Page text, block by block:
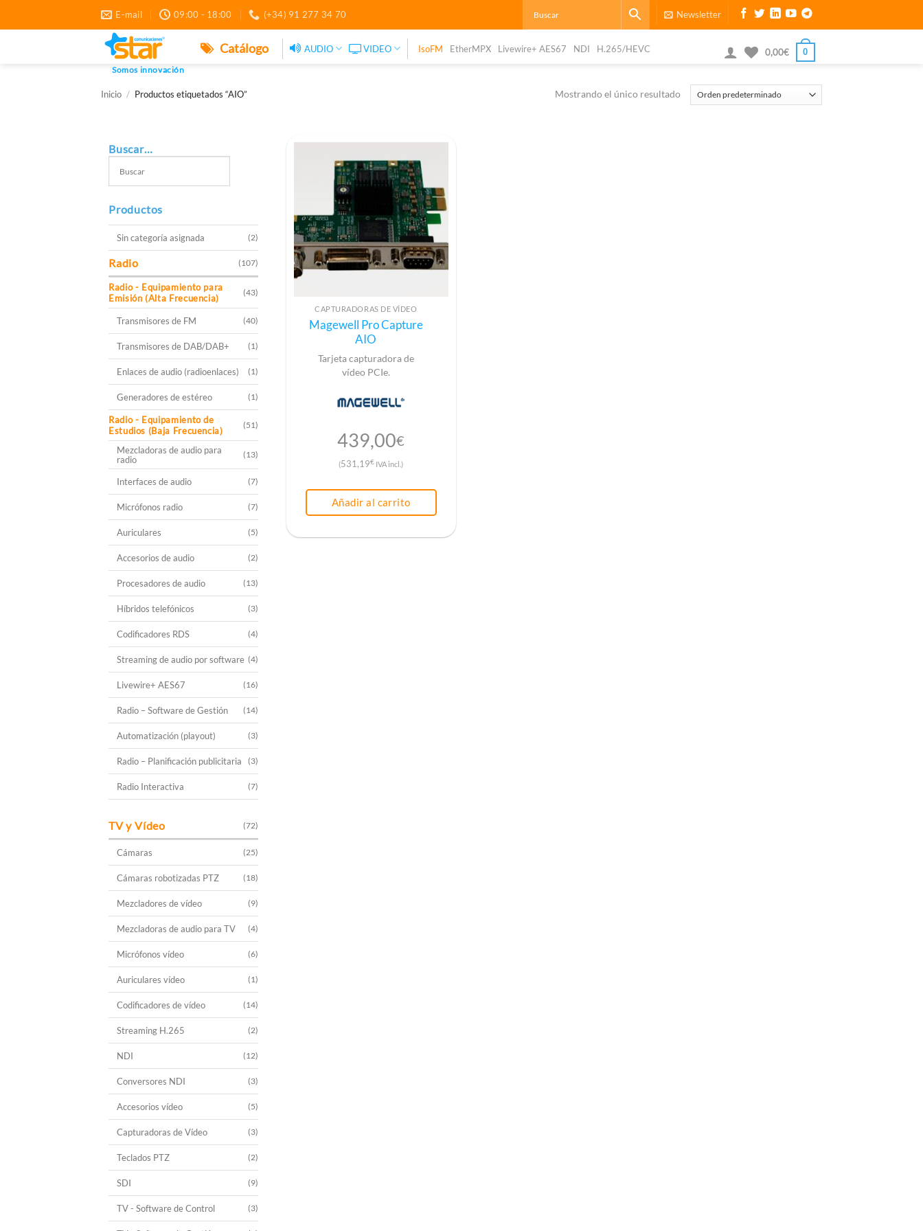
contenido
E-mail 09:00 - 18:00 (+34) 91 277 34 70 Newsletter
Somos innovación
Catálogo AUDIO VIDEO IsoFM EtherMPX Livewire+ AES67 NDI H.265/HEVC 0,00€ 0
Inicio / Productos etiquetados “AIO” Mostrando el único resultado
Buscar…
Productos
Sin categoría asignada (2)
Radio (107)
Radio - Equipamiento para
Emisión (Alta Frecuencia)
(43)
Transmisores de FM (40)
Transmisores de DAB/DAB+ (1)
Enlaces de audio (radioenlaces) (1)
Generadores de estéreo (1)
Radio - Equipamiento de
Estudios (Baja Frecuencia)
(51)
Mezcladoras de audio para
radio
(13)
Interfaces de audio (7)
Micrófonos radio (7)
Auriculares (5)
Accesorios de audio (2)
Procesadores de audio (13)
Híbridos telefónicos (3)
Codificadores RDS (4)
Streaming de audio por software (4)
Livewire+ AES67 (16)
Radio – Software de Gestión (14)
Automatización (playout) (3)
Radio – Planificación publicitaria (3)
Radio Interactiva (7)
TV y Vídeo (72)
Cámaras (25)
Cámaras robotizadas PTZ (18)
Mezcladores de vídeo (9)
Mezcladoras de audio para TV (4)
Micrófonos vídeo (6)
Auriculares vídeo (1)
Codificadores de vídeo (14)
Streaming H.265 (2)
NDI (12)
Conversores NDI (3)
Accesorios vídeo (5)
Capturadoras de Vídeo (3)
Teclados PTZ (2)
SDI (9)
TV - Software de Control (3)
CAPTURADORAS DE VÍDEO
Magewell Pro Capture
AIO
Tarjeta capturadora de
vídeo PCIe.
439,00€
(531,19€ IVA incl.)
Añadir al carrito